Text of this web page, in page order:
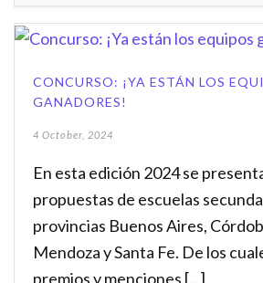
CONCURSO: ¡YA ESTÁN LOS
GANADORES!
4 October, 2024
En esta edición 2024 se
propuestas de escuelas
provincias Buenos Aires,
Mendoza y Santa Fe. De los
premios y menciones [...]